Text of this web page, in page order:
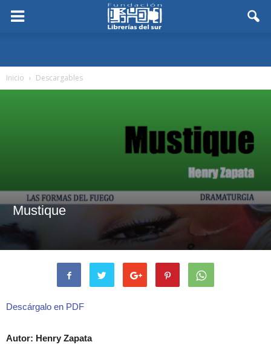
Inicio Descargables
Mustique
Descárgalo en PDF
Autor: Henry Zapata